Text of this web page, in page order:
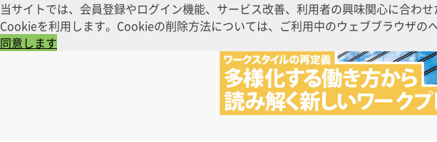
当サイトでは、会員登録やログイン機能、サービス改善、利用者の興味関心に合わ
Cookieを利用します。Cookieの削除方法については、ご利用中のウェブブラウザの
同意します